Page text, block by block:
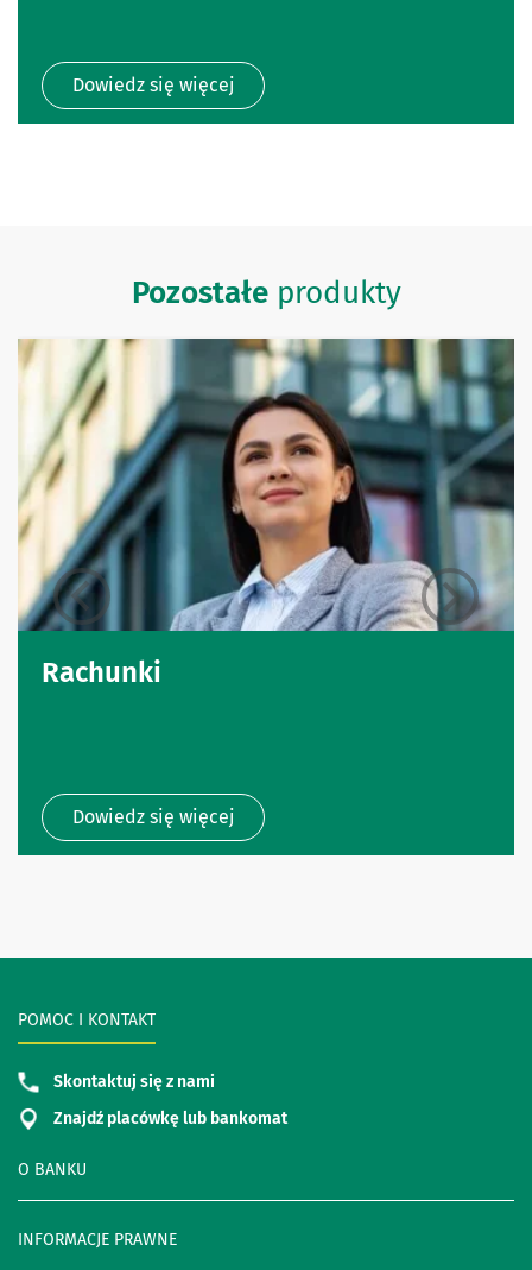
Dowiedz się więcej
Pozostałeprodukty
Rachunki
Dowiedz się więcej
O BANKU
INFORMACJE PRAWNE
POMOC I KONTAKT
Skontaktuj się z nami
Znajdź placówkę lub bankomat